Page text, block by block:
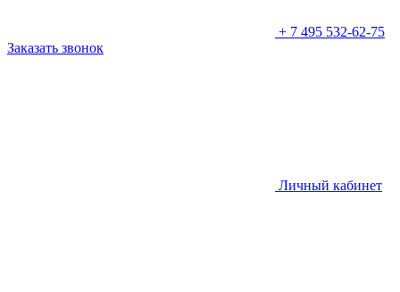
+ 7 495 532-62-75
Заказать звонок
Личный кабинет